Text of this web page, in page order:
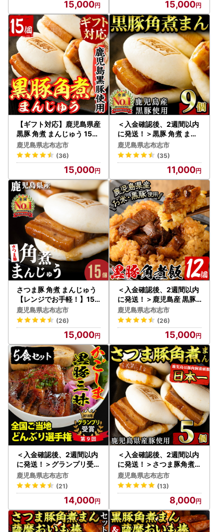
・お問い合わせ機能
・寄附金受領証明書の再発行（ダウンロード）
・寄附情報（氏名・住所）の変更届の提出
新たな機能が加わり、ふるさと納税の各種手続きがお手軽に
行えるようになります。
▼ご登録や詳細については下記のURLよりご確認ください。
https://mypg.jp/
【寄付金受領証明書の発送につきまして】
2020年4月より志布志市より発送する寄付金受領証明書が圧
着はがきでのお届けとなります。
（ワンストップ特例申請書希望の方は封筒に同封しておりま
す）
確定申告にて必要となりますので大切に保管をお願い致しま
す。
【ワンストップ特例申請書の受付済書について】
志布志市ではワンストップ特例申請書の受付済書については
メールにて送付致します。
下記アドレスより控除等に関してのメールが送られます。
予めご了承くださいますようお願い申し上げます。
【shibushi@do-furusato.com】
携帯電話でドメイン指定受信を設定されている場合は「shib
ushi@do-furusato.com」からのメールを受け取れるよう設
定をお願い致します。
志布志市は総務大臣よりふるさと納税の指定を受けた自治体
です。
【配送に関するご注意】
配送会社の状況や天候等によるやむを得ない理由で配送が困
難になる場合、
ページ内記載の配送期間内にお届けできないことがありま
す。
特に、積雪や大雨、台風などの発生時は遅延の可能性が高ま
ります。予めご了承ください。
【重要】コピー(偽物)サイトにご注意ください
▼コピーサイトの特徴
・複数ショップからページデザイン、商品画像、バナーを不
正に転用（コピー）している
15,000 15,000
【ギフト対応】鹿児島県産
黒豚 角煮 まんじゅう 15個
a5-288
鹿児島県志布志市
(36)
15,000
＜入金確認後、2週間以内
に発送！＞黒豚 角煮 まん
じゅう 9個 a1-038-2w
鹿児島県志布志市
(35)
11,000
さつま豚 角煮 まんじゅう
【レンジでお手軽！】15
個 a5-293-stm-2w
鹿児島県志布志市
(26)
15,000
＜入金確認後、2週間以内
に発送！＞鹿児島産 黒豚
角煮 飯 12個 セット a5-28
9-2w
鹿児島県志布志市
(26)
15,000
＜入金確認後、2週間以内
に発送！＞グランプリ受賞
！鹿児島県産 使用 黒豚 三
昧丼セット(5食入) a4-04
1-2w
鹿児島県志布志市
(21)
14,000
＜入金確認後、2週間以内
に発送！＞さつま豚角煮ま
んじゅう5個入り p8-143-
2w
鹿児島県志布志市
(13)
8,000